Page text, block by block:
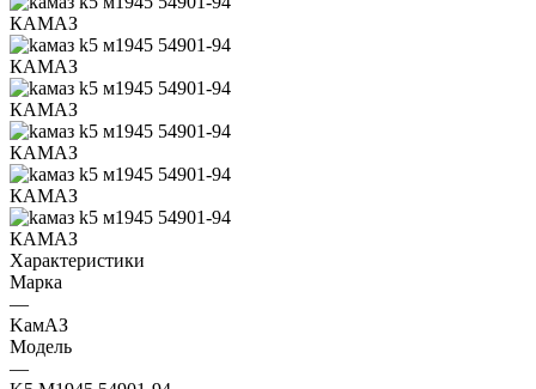
Характеристики
Марка
—
KамАЗ
Модель
—